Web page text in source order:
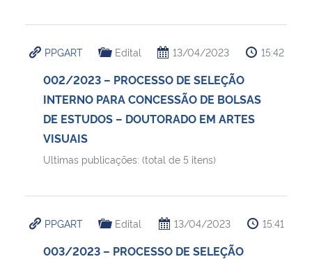
PPGART Edital 13/04/2023 15:42
002/2023 – PROCESSO DE SELEÇÃO
INTERNO PARA CONCESSÃO DE BOLSAS
DE ESTUDOS – DOUTORADO EM ARTES
VISUAIS
Ultimas publicações: (total de 5 itens)
PPGART Edital 13/04/2023 15:41
003/2023 – PROCESSO DE SELEÇÃO